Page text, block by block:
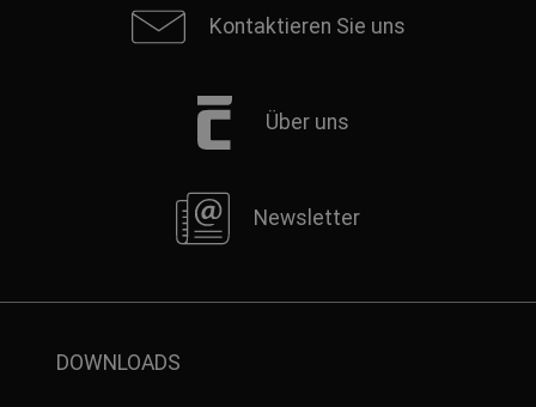
Kontaktieren Sie uns
Über uns
Newsletter
DOWNLOADS